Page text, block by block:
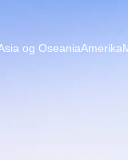
og OseaniaAmerika